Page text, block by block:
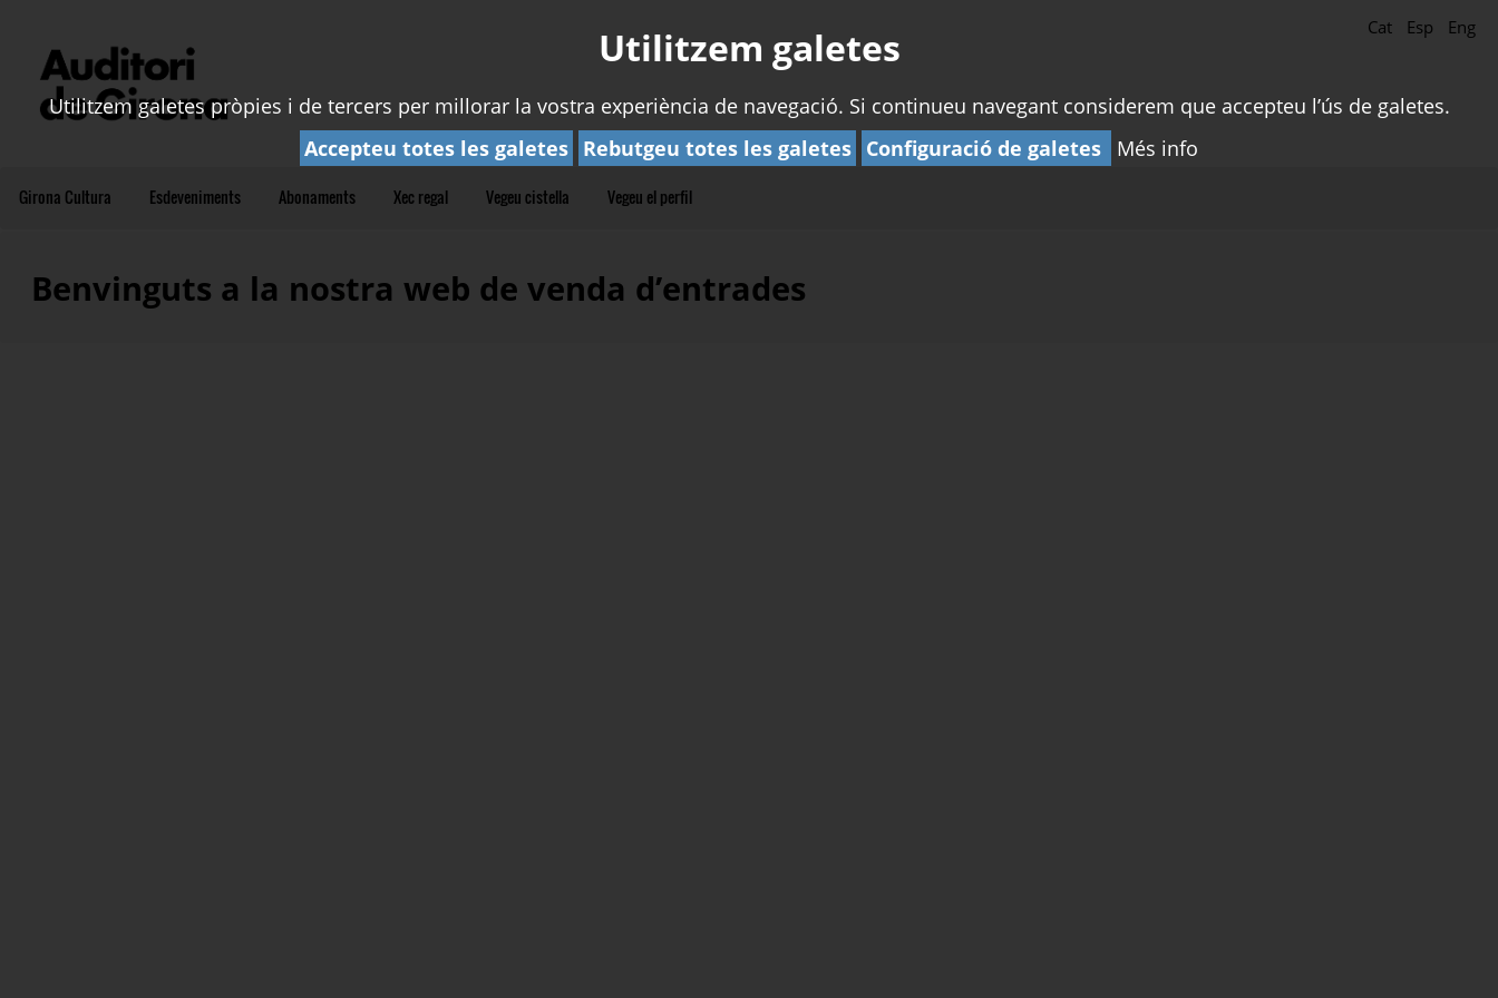
Cat Esp Eng
Girona Cultura Esdeveniments Abonaments Xec regal Vegeu cistella Vegeu el perfil
Benvinguts a la nostra web de venda d’entrades
Utilitzem galetes
Utilitzem galetes pròpies i de tercers per millorar la vostra experiència de navegació. Si continueu navegant considerem que accepteu l’ús de galetes.
Accepteu totes les galetes Rebutgeu totes les galetes Configuració de galetes Més info